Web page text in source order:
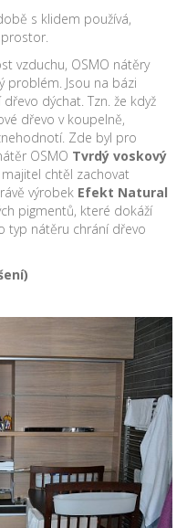
s klidem používá,
vzduchu, OSMO nátěry
problém. Jsou na bázi
dýchat. Tzn. že když
dřevo v koupelně,
Zde byl pro
OSMO Tvrdý voskový
majitel chtěl zachovat
výrobek Efekt Natural
pigmentů, které dokáží
typ nátěru chrání dřevo